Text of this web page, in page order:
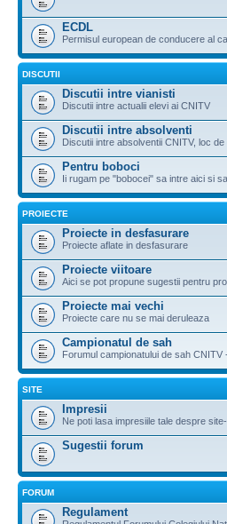
ECDL
Permisul european de conducere al
DISCUTII
Discutii intre vianisti
Discutii intre actualii elevi ai CNITV
Discutii intre absolventi
Discutii intre absolventii CNITV, loc de
Pentru boboci
Ii rugam pe "bobocei" sa intre aici si
PROIECTE
Proiecte in desfasurare
Proiecte aflate in desfasurare
Proiecte viitoare
Aici se pot propune sugestii pentru
Proiecte mai vechi
Proiecte care nu se mai deruleaza
Campionatul de sah
Forumul campionatului de sah CNITV
SITE
Impresii
Ne poti lasa impresiile tale despre
Sugestii forum
FORUM
Regulament